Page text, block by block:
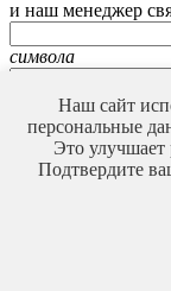
и наш менеджер
символа
номер телефона
Мы используем
персонализации и
сайтом.
использование
Наш сайт
персональные
Это улучшает
Подтвердите